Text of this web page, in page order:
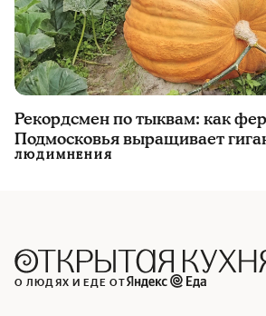
Рекордсмен по тыквам: как
Подмосковья выращивает
ЛЮДИМНЕНИЯ
О ЛЮДЯХ И ЕДЕ ОТ